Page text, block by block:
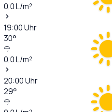
0,0L/m²
19:00Uhr
30°
0,0L/m²
20:00Uhr
29°